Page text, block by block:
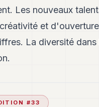
Les nouveaux
et
La diversité
#33